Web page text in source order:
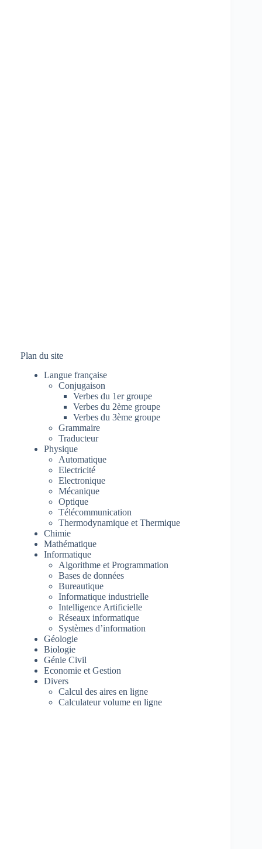
Plan du site
Langue française
Conjugaison
Verbes du 1er groupe
Verbes du 2ème groupe
Verbes du 3ème groupe
Grammaire
Traducteur
Physique
Automatique
Electricité
Electronique
Mécanique
Optique
Télécommunication
Thermodynamique et Thermique
Chimie
Mathématique
Informatique
Algorithme et Programmation
Bases de données
Bureautique
Informatique industrielle
Intelligence Artificielle
Réseaux informatique
Systèmes d’information
Géologie
Biologie
Génie Civil
Economie et Gestion
Divers
Calcul des aires en ligne
Calculateur volume en ligne